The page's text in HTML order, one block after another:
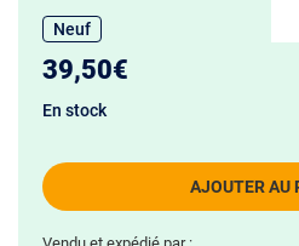
Neuf
39,50€
AJOUTER AU
En stock